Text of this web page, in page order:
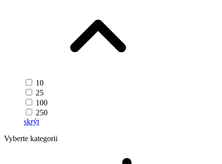
10
25
100
250
skrýt
Vyberte kategorii